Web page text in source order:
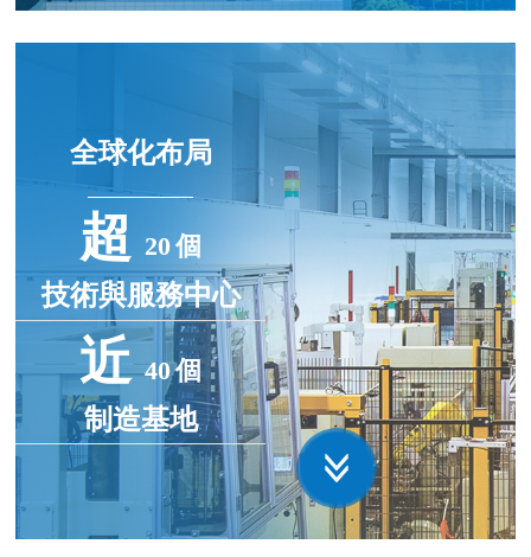
海立股份于1992年和1993年分别在上海證券交易所發行A、B
股，是全球領先的白色家電和新能源汽車核心零部件及冷暖關
聯産品研發制造商，擁有 “冷暖關聯解決方案及核心零部件、
汽車零部件”兩大産業闆塊。公司在中國、日本、美國、泰
國、馬來西亞、印度、韓國、德國、英國、西班牙、印度尼西
亞等12個國家及地區擁有1.4萬名員工以及超過20個研發及技術
服務中心和近40個制造基地，服務于165個國家和地區的2億個
全球化布局
超20個
技術與服務中心
近40個
制造基地